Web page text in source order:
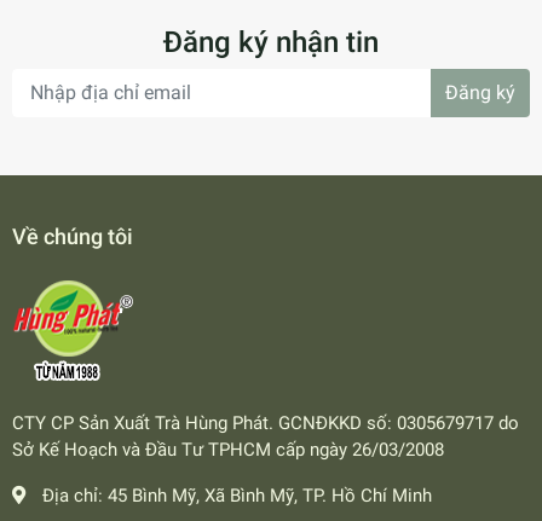
Đăng ký nhận tin
Đăng ký
Về chúng tôi
CTY CP Sản Xuất Trà Hùng Phát. GCNĐKKD số: 0305679717 do
Sở Kế Hoạch và Đầu Tư TPHCM cấp ngày 26/03/2008
Địa chỉ: 45 Bình Mỹ, Xã Bình Mỹ, TP. Hồ Chí Minh